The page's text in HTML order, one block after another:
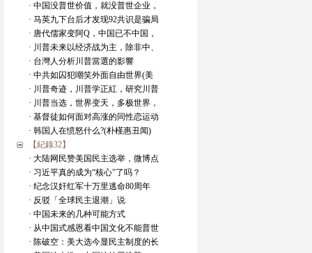
· 中国没普世价值，就没普世企业，
· 马英九下台后才发现92共识是骗局
· 唐代儒家变阿Q，中国已不中国，
· 川普未来以经济战为主，除非中、
· 台灣人分析川普當選的影響
· 中共如囚犯嘲笑外面自由世界(美
· 川普奇迹，川普学正紅，研究川普
· 川普当选，世界变天，多极世界，
· 基督徒如何面对高涨的同性恋运动
· 韩国人在愤怒什么?(朴槿惠丑闻)
【紀錄32】
· 大陆网民赞美国民主选举，微博点
· 习近平真的成为“核心”了吗？
· 纪念汉奸红军十万里逃命80周年
· 反驳「全球民主退潮」说
· 中国未来的几种可能方式
· 从中国式感恩看中国文化不能普世
· 陈破空：美大选今显民主制度的长